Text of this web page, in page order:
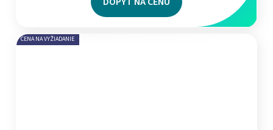
CENA NA VYŽIADANIE